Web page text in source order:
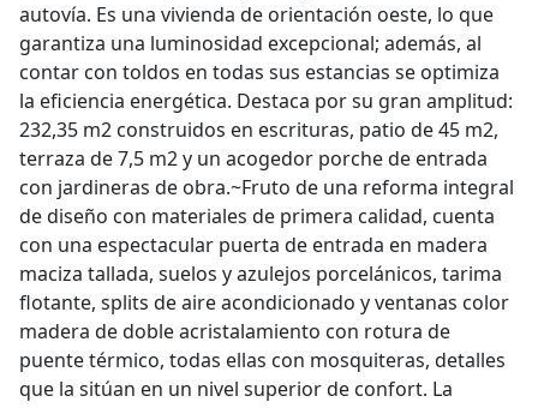
autovía. Es una vivienda de orientación oeste, lo que
garantiza una luminosidad excepcional; además, al
contar con toldos en todas sus estancias se optimiza
la eficiencia energética. Destaca por su gran amplitud:
232,35 m2 construidos en escrituras, patio de 45 m2,
terraza de 7,5 m2 y un acogedor porche de entrada
con jardineras de obra.~Fruto de una reforma integral
de diseño con materiales de primera calidad, cuenta
con una espectacular puerta de entrada en madera
maciza tallada, suelos y azulejos porcelánicos, tarima
flotante, splits de aire acondicionado y ventanas color
madera de doble acristalamiento con rotura de
puente térmico, todas ellas con mosquiteras, detalles
que la sitúan en un nivel superior de confort. La